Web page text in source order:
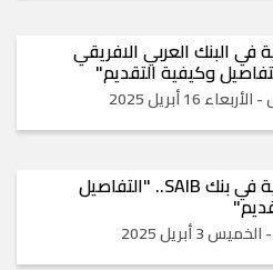
في البنك العربي الافريقي
وكيفية التقديم"
وظائف خالية في بنك SAIB.. "التفاصيل